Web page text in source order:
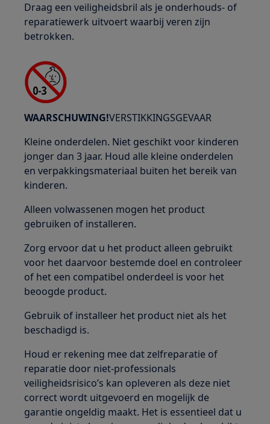
Draag een veiligheidsbril als je onderhouds- of
reparatiewerk uitvoert waarbij veren zijn
betrokken.
WAARSCHUWING!VERSTIKKINGSGEVAAR
Kleine onderdelen. Niet geschikt voor kinderen
jonger dan 3 jaar. Houd alle kleine onderdelen
en verpakkingsmateriaal buiten het bereik van
kinderen.
Alleen volwassenen mogen het product
gebruiken of installeren.
Zorg ervoor dat u het product alleen gebruikt
voor het daarvoor bestemde doel en controleer
of het een compatibel onderdeel is voor het
beoogde product.
Gebruik of installeer het product niet als het
beschadigd is.
Houd er rekening mee dat zelfreparatie of
reparatie door niet-professionals
veiligheidsrisico’s kan opleveren als deze niet
correct wordt uitgevoerd en mogelijk de
garantie ongeldig maakt. Het is essentieel dat u